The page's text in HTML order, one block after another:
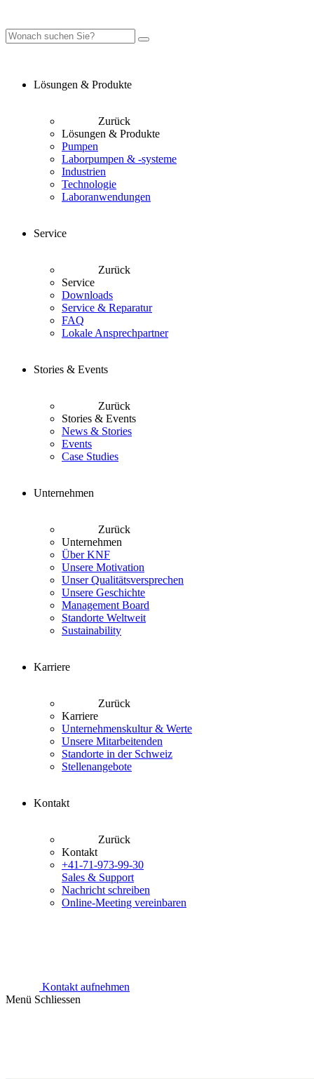
Lösungen & Produkte
Zurück
Lösungen & Produkte
Pumpen
Laborpumpen & -systeme
Industrien
Technologie
Laboranwendungen
Service
Zurück
Service
Downloads
Service & Reparatur
FAQ
Lokale Ansprechpartner
Stories & Events
Zurück
Stories & Events
News & Stories
Events
Case Studies
Unternehmen
Zurück
Unternehmen
Über KNF
Unsere Motivation
Unser Qualitätsversprechen
Unsere Geschichte
Management Board
Standorte Weltweit
Sustainability
Karriere
Zurück
Karriere
Unternehmenskultur & Werte
Unsere Mitarbeitenden
Standorte in der Schweiz
Stellenangebote
Kontakt
Zurück
Kontakt
+41-71-973-99-30
Sales & Support
Nachricht schreiben
Online-Meeting vereinbaren
Kontakt aufnehmen
Menü Schliessen